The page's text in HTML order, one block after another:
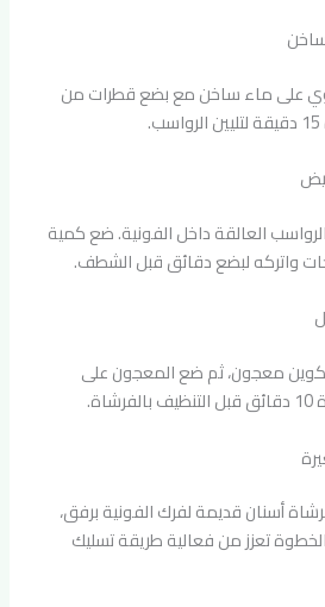
على ماء ساخن مع بضع قطرات من
العالقة داخل الفونية. ضع كمية
واتركه لبضع دقائق قبل الشطف.
معجون، ثم ضع المعجون على
أسنان قديمة لفرك الفونية برفق،
تعزز من فعالية طريقة تسليك